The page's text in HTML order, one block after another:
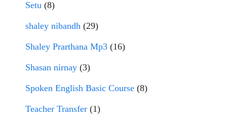
Setu (8)
shaley nibandh (29)
Shaley Prarthana Mp3 (16)
Shasan nirnay (3)
Spoken English Basic Course (8)
Teacher Transfer (1)